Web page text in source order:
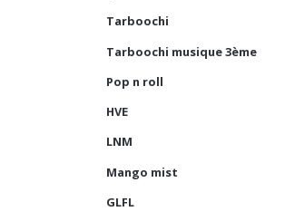
Tarboochi
Tarboochi musique 3ème
Pop n roll
HVE
LNM
Mango mist
GLFL